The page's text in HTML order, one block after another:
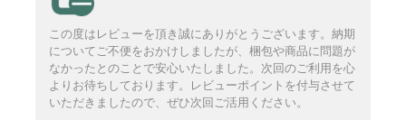
この度はレビューを頂き誠にありがとうございます。納期
についてご不便をおかけしましたが、梱包や商品に問題が
なかったとのことで安心いたしました。次回のご利用を心
よりお待ちしております。レビューポイントを付与させて
いただきましたので、ぜひ次回ご活用ください。